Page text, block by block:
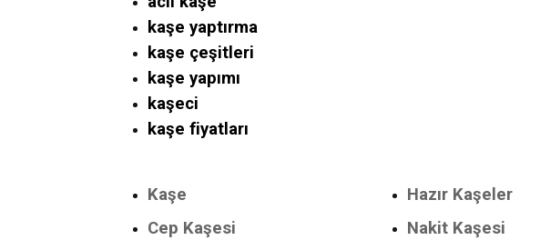
kaşe yaptırma
kaşe çeşitleri
kaşe yapımı
kaşeci
kaşe fiyatları
Kaşe
Cep Kaşesi
Hazır Kaşeler
Nakit Kaşesi